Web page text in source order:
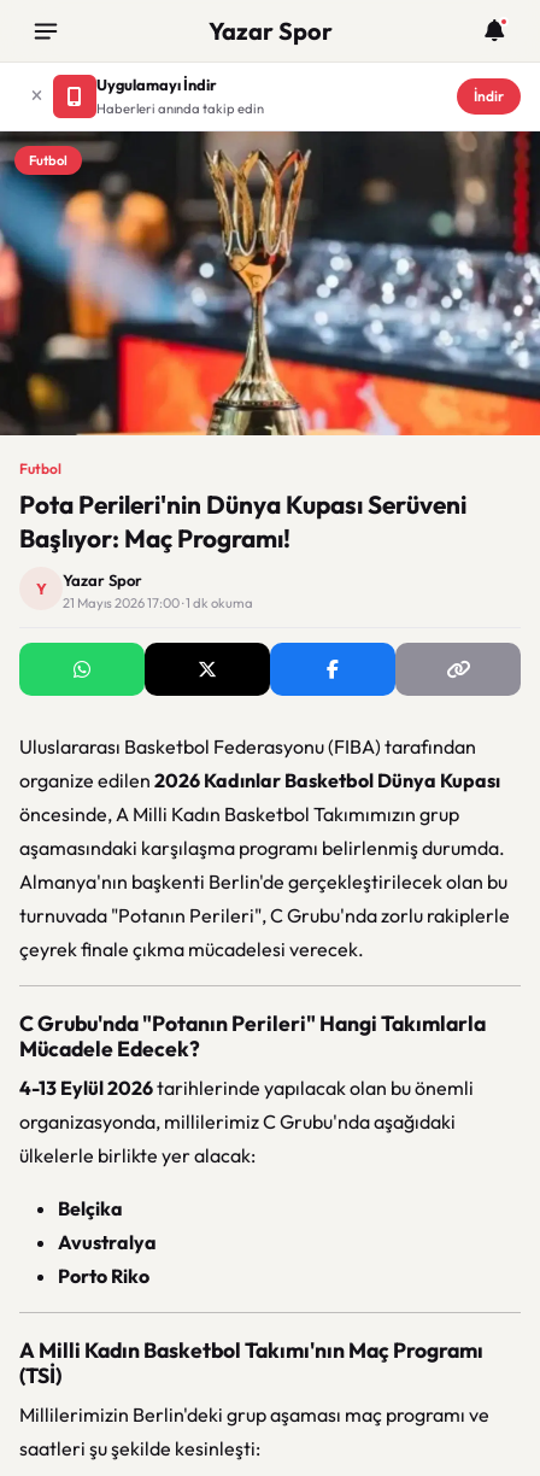
Yazar Spor
Uygulamayı İndir
Haberleri anında takip edin
İndir
Futbol
Futbol
Pota Perileri'nin Dünya Kupası Serüveni
Başlıyor: Maç Programı!
Y Yazar Spor
21 Mayıs 2026 17:00 · 1 dk okuma
Uluslararası Basketbol Federasyonu (FIBA) tarafından
organize edilen 2026 Kadınlar Basketbol Dünya Kupası
öncesinde, A Milli Kadın Basketbol Takımımızın grup
aşamasındaki karşılaşma programı belirlenmiş durumda.
Almanya'nın başkenti Berlin'de gerçekleştirilecek olan bu
turnuvada "Potanın Perileri", C Grubu'nda zorlu rakiplerle
çeyrek finale çıkma mücadelesi verecek.
C Grubu'nda "Potanın Perileri" Hangi Takımlarla
Mücadele Edecek?
4-13 Eylül 2026tarihlerinde yapılacak olan bu önemli
organizasyonda, millilerimiz C Grubu'nda aşağıdaki
ülkelerle birlikte yer alacak:
Belçika
Avustralya
Porto Riko
A Milli Kadın Basketbol Takımı'nın Maç Programı
(TSİ)
Millilerimizin Berlin'deki grup aşaması maç programı ve
saatleri şu şekilde kesinleşti: